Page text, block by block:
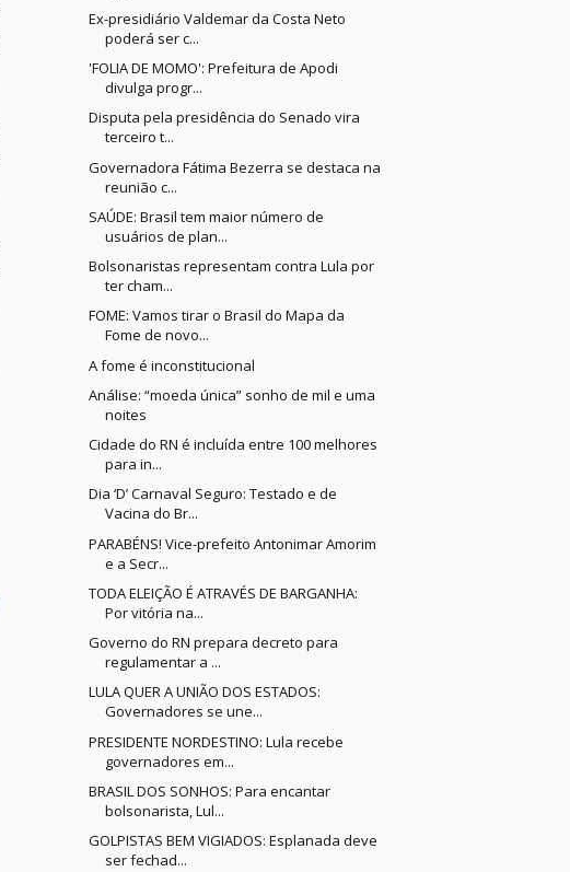
Ex-presidiário Valdemar da Costa Neto
poderá ser c...
'FOLIA DE MOMO': Prefeitura de Apodi
divulga progr...
Disputa pela presidência do Senado vira
terceiro t...
Governadora Fátima Bezerra se destaca na
reunião c...
SAÚDE: Brasil tem maior número de
usuários de plan...
Bolsonaristas representam contra Lula por
ter cham...
FOME: Vamos tirar o Brasil do Mapa da
Fome de novo...
A fome é inconstitucional
Análise: “moeda única” sonho de mil e uma
noites
Cidade do RN é incluída entre 100 melhores
para in...
Dia ‘D’ Carnaval Seguro: Testado e de
Vacina do Br...
PARABÉNS! Vice-prefeito Antonimar Amorim
e a Secr...
TODA ELEIÇÃO É ATRAVÉS DE BARGANHA:
Por vitória na...
Governo do RN prepara decreto para
regulamentar a ...
LULA QUER A UNIÃO DOS ESTADOS:
Governadores se une...
PRESIDENTE NORDESTINO: Lula recebe
governadores em...
BRASIL DOS SONHOS: Para encantar
bolsonarista, Lul...
GOLPISTAS BEM VIGIADOS: Esplanada deve
ser fechad...